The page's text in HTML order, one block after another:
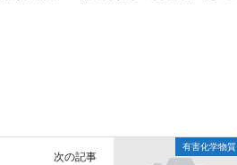
有害化学物質
次の記事